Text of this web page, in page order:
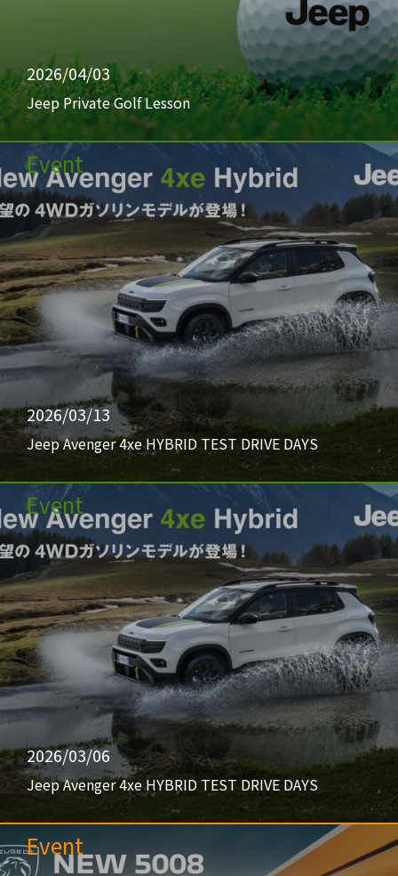
2026/04/03
Jeep Private Golf Lesson
Event
2026/03/13
Jeep Avenger 4xe HYBRID TEST DRIVE DAYS
Event
2026/03/06
Jeep Avenger 4xe HYBRID TEST DRIVE DAYS
Event